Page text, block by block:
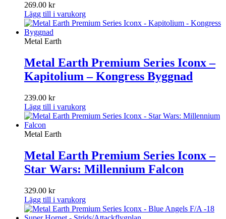
269.00 kr
Lägg till i varukorg
Metal Earth
Metal Earth Premium Series Iconx –
Kapitolium – Kongress Byggnad
239.00 kr
Lägg till i varukorg
Metal Earth
Metal Earth Premium Series Iconx –
Star Wars: Millennium Falcon
329.00 kr
Lägg till i varukorg